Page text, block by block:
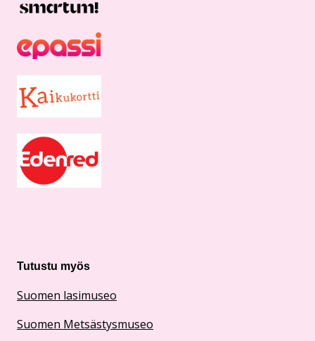
Tutustu myös
Suomen lasimuseo
Suomen Metsästysmuseo